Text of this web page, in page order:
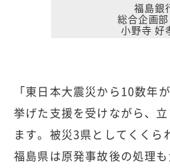
福島銀
総合企画
小野寺 好
「東日本大震災から10数年
挙げた支援を受けながら、
ます。被災3県としてくくら
福島県は原発事故後の処理